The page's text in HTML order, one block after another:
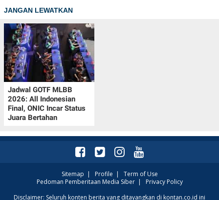
JANGAN LEWATKAN
Jadwal GOTF MLBB
2026: All Indonesian
Final, ONIC Incar Status
Juara Bertahan
Sitemap Profile
Term of Use
Pedoman Pemberitaan Media Siber| Privacy Policy
Disclaimer: Seluruh konten berita yang ditayangkan di kontan.co.id ini